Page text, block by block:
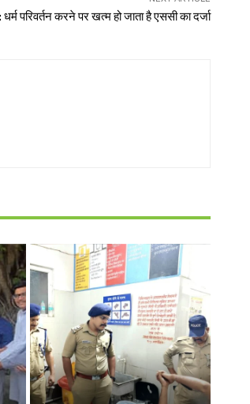
परिवर्तन करने पर खत्म हो जाता है एससी का दर्जा